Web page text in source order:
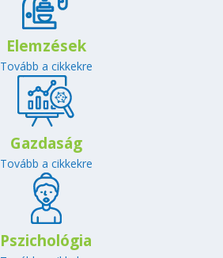
Elemzések
Tovább a cikkekre
Gazdaság
Tovább a cikkekre
Pszichológia